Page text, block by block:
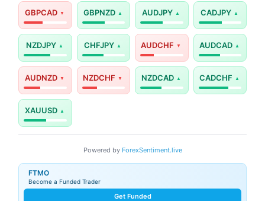
GBPCAD GBPNZD AUDJPY CADJPY
NZDJPY CHFJPY AUDCHF AUDCAD
AUDNZD NZDCHF NZDCAD CADCHF
XAUUSD
Powered by ForexSentiment.live
FTMO
Become a Funded Trader
Get Funded